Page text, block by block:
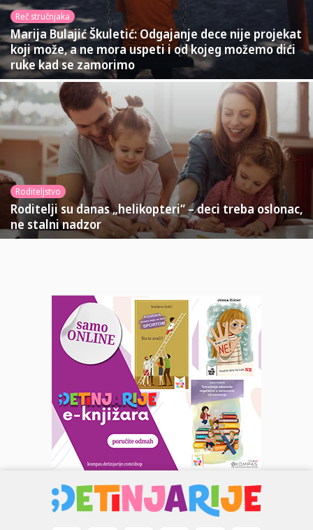
Reč stručnjaka
Marija Bulajić Škuletić: Odgajanje dece nije projekat
koji može, a ne mora uspeti i od kojeg možemo dići
ruke kad se zamorimo
Roditeljstvo
Roditelji su danas „helikopteri“ – deci treba oslonac,
ne stalni nadzor